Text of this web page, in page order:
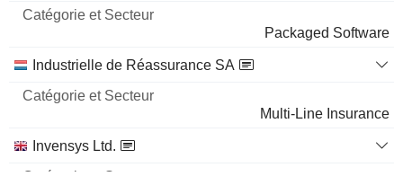
Packaged Software
Industrielle de Réassurance SA
Multi-Line Insurance
Invensys Ltd.